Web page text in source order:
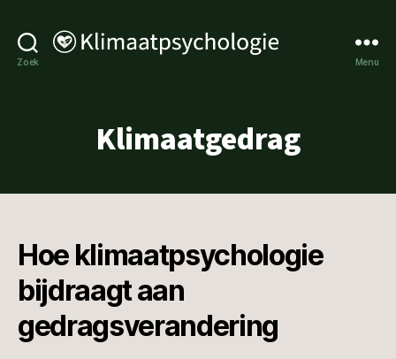
Zoek Menu
Klimaatgedrag
Hoe klimaatpsychologie
bijdraagt aan
gedragsverandering